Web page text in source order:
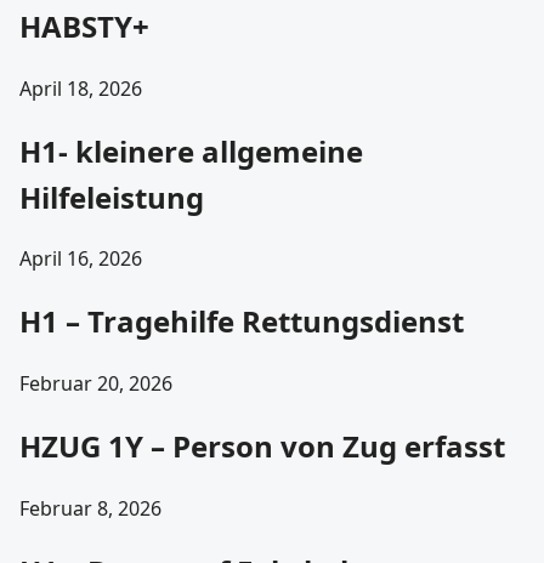
HABSTY+
April 18, 2026
H1- kleinere allgemeine
Hilfeleistung
April 16, 2026
H1 – Tragehilfe Rettungsdienst
Februar 20, 2026
HZUG 1Y – Person von Zug erfasst
Februar 8, 2026